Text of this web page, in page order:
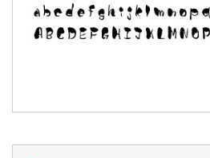
印刷の色指定はDICカラーにて